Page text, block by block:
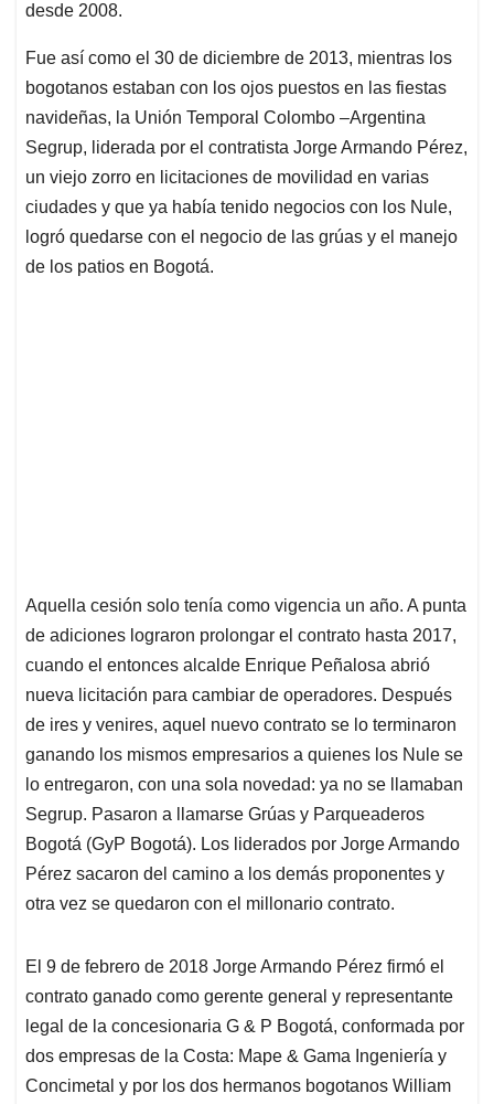
desde 2008.
Fue así como el 30 de diciembre de 2013, mientras los
bogotanos estaban con los ojos puestos en las fiestas
navideñas, la Unión Temporal Colombo –Argentina
Segrup, liderada por el contratista Jorge Armando Pérez,
un viejo zorro en licitaciones de movilidad en varias
ciudades y que ya había tenido negocios con los Nule,
logró quedarse con el negocio de las grúas y el manejo
de los patios en Bogotá.
Aquella cesión solo tenía como vigencia un año. A punta
de adiciones lograron prolongar el contrato hasta 2017,
cuando el entonces alcalde Enrique Peñalosa abrió
nueva licitación para cambiar de operadores. Después
de ires y venires, aquel nuevo contrato se lo terminaron
ganando los mismos empresarios a quienes los Nule se
lo entregaron, con una sola novedad: ya no se llamaban
Segrup. Pasaron a llamarse Grúas y Parqueaderos
Bogotá (GyP Bogotá). Los liderados por Jorge Armando
Pérez sacaron del camino a los demás proponentes y
otra vez se quedaron con el millonario contrato.
El 9 de febrero de 2018 Jorge Armando Pérez firmó el
contrato ganado como gerente general y representante
legal de la concesionaria G & P Bogotá, conformada por
dos empresas de la Costa: Mape & Gama Ingeniería y
Concimetal y por los dos hermanos bogotanos William